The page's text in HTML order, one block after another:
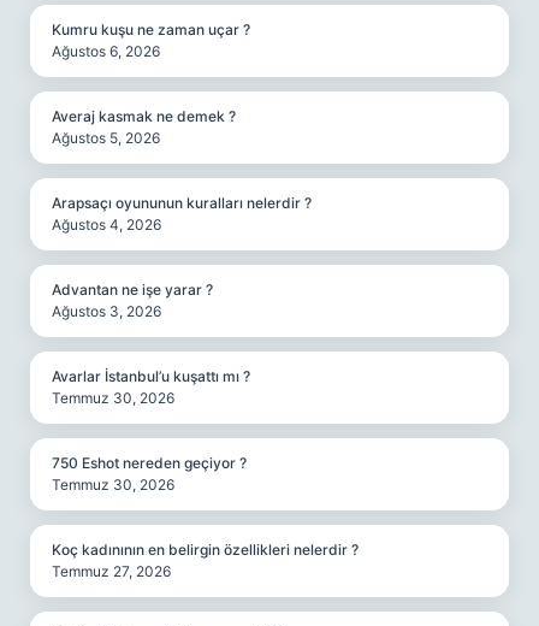
Kumru kuşu ne zaman uçar ?
Ağustos 6, 2026
Averaj kasmak ne demek ?
Ağustos 5, 2026
Arapsaçı oyununun kuralları nelerdir ?
Ağustos 4, 2026
Advantan ne işe yarar ?
Ağustos 3, 2026
Avarlar İstanbul’u kuşattı mı ?
Temmuz 30, 2026
750 Eshot nereden geçiyor ?
Temmuz 30, 2026
Koç kadınının en belirgin özellikleri nelerdir ?
Temmuz 27, 2026